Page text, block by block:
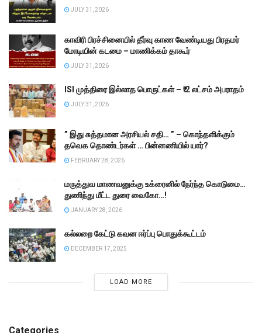
JULY 31, 2026
காவிரி பிரச்சினையில் தீர்வு காண வேண்டியது பிரதமர்
மோடியின் கடமை – மாணிக்கம் தாகூர்
JULY 31, 2026
ISI முத்திரை இல்லாத பொருட்கள் – ₹.2 லட்சம் அபராதம்
JULY 31, 2026
” இது சுத்தமான அரசியல் சதி… ” – கொந்தளிக்கும்
தவெக தொண்டர்கள் … பின்னணியில் யார்?
FEBRUARY 28, 2026
மருத்துவ மாணவனுக்கு உக்ரைனில் நேர்ந்த கொடுமை…
துணிந்து மீட்ட துரை வைகோ…!
JANUARY 28, 2026
கல்லறை கேட்டு கவன ஈர்ப்பு பொதுக்கூட்டம்
DECEMBER 17, 2025
LOAD MORE
Categories